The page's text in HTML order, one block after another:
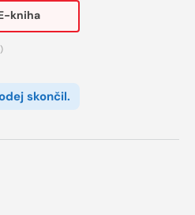
kniha
skončil.